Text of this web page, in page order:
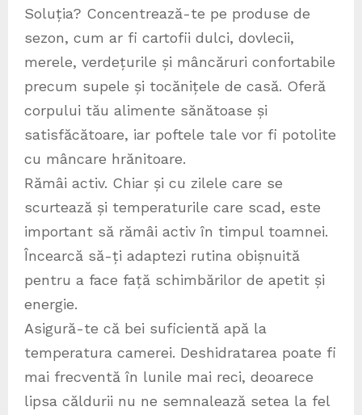
Soluția? Concentrează-te pe produse de
sezon, cum ar fi cartofii dulci, dovlecii,
merele, verdețurile și mâncăruri confortabile
precum supele și tocănițele de casă. Oferă
corpului tău alimente sănătoase și
satisfăcătoare, iar poftele tale vor fi potolite
cu mâncare hrănitoare.
Rămâi activ. Chiar și cu zilele care se
scurtează și temperaturile care scad, este
important să rămâi activ în timpul toamnei.
Încearcă să-ți adaptezi rutina obișnuită
pentru a face față schimbărilor de apetit și
energie.
Asigură-te că bei suficientă apă la
temperatura camerei. Deshidratarea poate fi
mai frecventă în lunile mai reci, deoarece
lipsa căldurii nu ne semnalează setea la fel